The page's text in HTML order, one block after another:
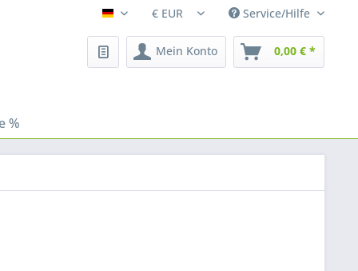
Fleischhacker Service/Hilfe
Mein Konto 0,00 € *
%